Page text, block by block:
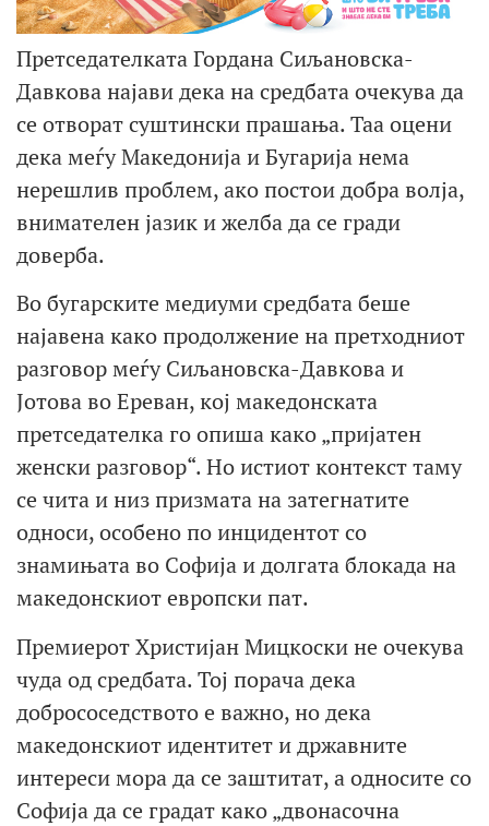
Претседателката Гордана Сиљановска-
Давкова најави дека на средбата очекува да
се отворат суштински прашања. Таа оцени
дека меѓу Македонија и Бугарија нема
нерешлив проблем, ако постои добра волја,
внимателен јазик и желба да се гради
доверба.
Во бугарските медиуми средбата беше
најавена како продолжение на претходниот
разговор меѓу Сиљановска-Давкова и
Јотова во Ереван, кој македонската
претседателка го опиша како „пријатен
женски разговор“. Но истиот контекст таму
се чита и низ призмата на затегнатите
односи, особено по инцидентот со
знамињата во Софија и долгата блокада на
македонскиот европски пат.
Премиерот Христијан Мицкоски не очекува
чуда од средбата. Тој порача дека
добрососедството е важно, но дека
македонскиот идентитет и државните
интереси мора да се заштитат, а односите со
Софија да се градат како „двонасочна